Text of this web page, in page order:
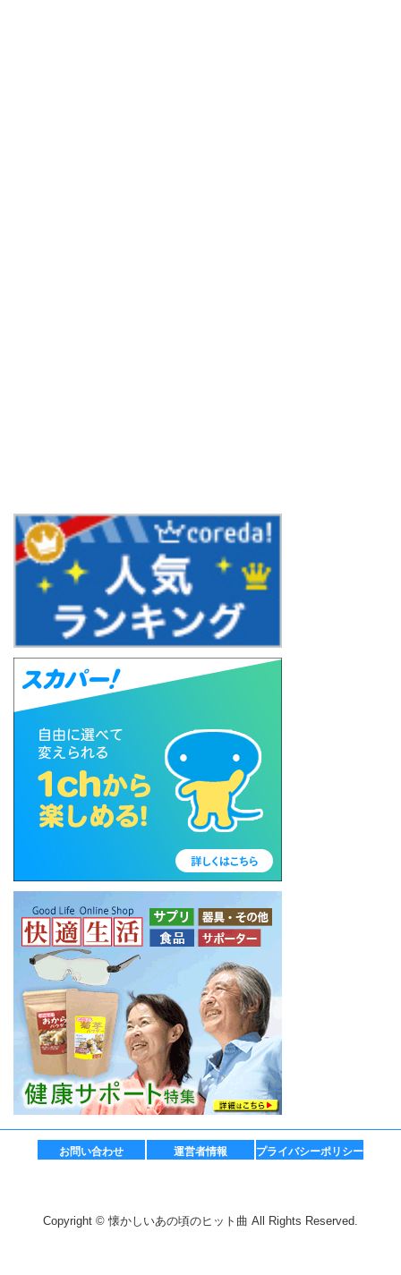
お問い合わせ 運営者情報 プライバシーポリシー
Copyright © 懐かしいあの頃のヒット曲 All Rights Reserved.